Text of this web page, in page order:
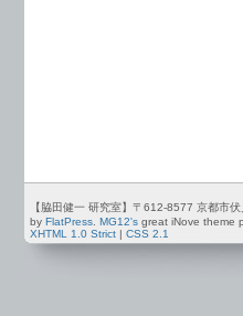
【脇田健一 研究室】〒612-8577 京都市
by FlatPress. MG12's great iNove theme
XHTML 1.0 Strict
CSS 2.1